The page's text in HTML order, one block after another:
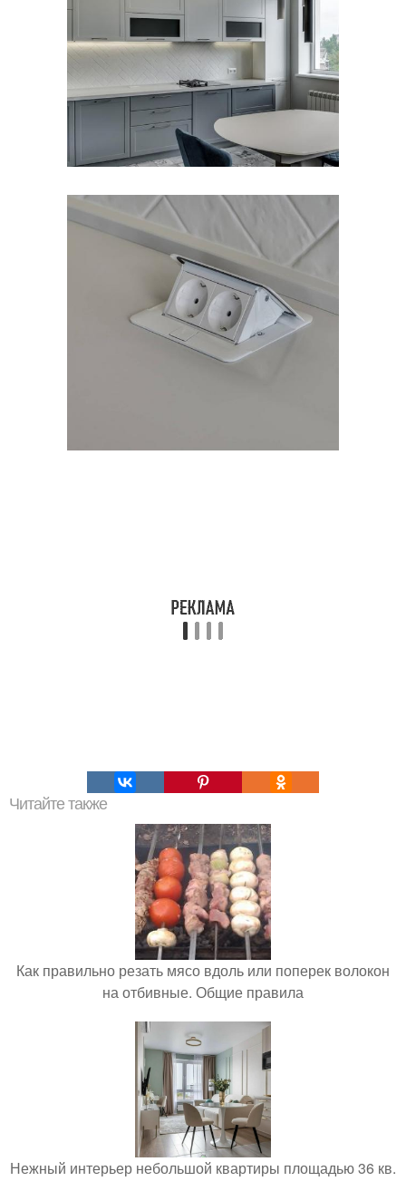
Читайте также
Как правильно резать мясо вдоль или поперек волокон
на отбивные. Общие правила
Нежный интерьер небольшой квартиры площадью 36 кв.